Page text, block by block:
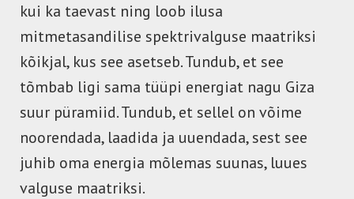
kui ka taevast ning loob ilusa
mitmetasandilise spektrivalguse maatriksi
kõikjal, kus see asetseb. Tundub, et see
tõmbab ligi sama tüüpi energiat nagu Giza
suur püramiid. Tundub, et sellel on võime
noorendada, laadida ja uuendada, sest see
juhib oma energia mõlemas suunas, luues
valguse maatriksi.